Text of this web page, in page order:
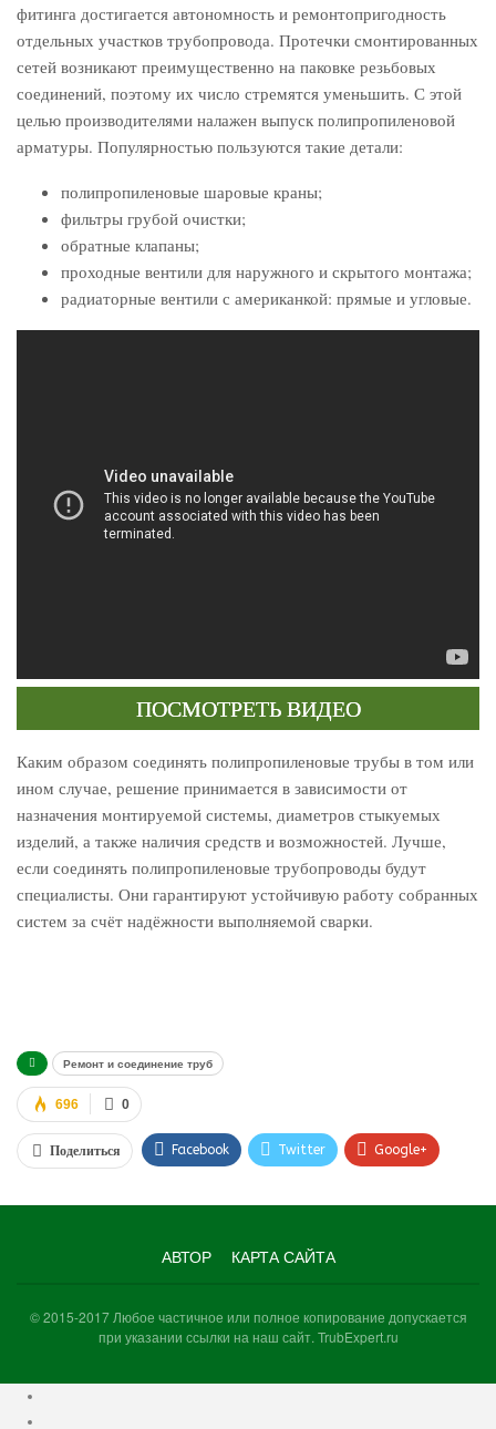
фитинга достигается автономность и ремонтопригодность
отдельных участков трубопровода. Протечки смонтированных
сетей возникают преимущественно на паковке резьбовых
соединений, поэтому их число стремятся уменьшить. С этой
целью производителями налажен выпуск полипропиленовой
арматуры. Популярностью пользуются такие детали:
полипропиленовые шаровые краны;
фильтры грубой очистки;
обратные клапаны;
проходные вентили для наружного и скрытого монтажа;
радиаторные вентили с американкой: прямые и угловые.
ПОСМОТРЕТЬ ВИДЕО
Каким образом соединять полипропиленовые трубы в том или
ином случае, решение принимается в зависимости от
назначения монтируемой системы, диаметров стыкуемых
изделий, а также наличия средств и возможностей. Лучше,
если соединять полипропиленовые трубопроводы будут
специалисты. Они гарантируют устойчивую работу собранных
систем за счёт надёжности выполняемой сварки.
Ремонт и соединение труб
0
696
Поделиться Facebook Twitter Google+
АВТОР КАРТА САЙТА
© 2015-2017 Любое частичное или полное копирование допускается
при указании ссылки на наш сайт. TrubExpert.ru